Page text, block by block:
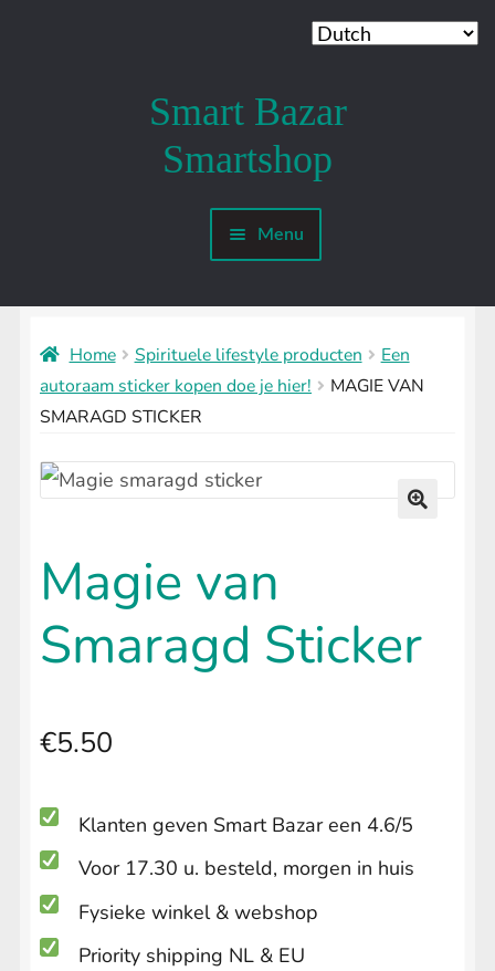
Smart Bazar
Smartshop
Menu
SMARTSHOP
Submenu
SHROOMSHOP
Submenu
uitvouwen
SHAMANSHOP
HEADSHOP
uitvouwen
Home Spirituele lifestyle producten
Een
autoraam sticker kopen doe je hier!
MAGIE VAN
SMARAGD STICKER
Magie van
Smaragd Sticker
€5.50
Klanten geven Smart Bazar een 4.6/5
Voor 17.30 u. besteld, morgen in huis
Fysieke winkel & webshop
Priority shipping NL & EU